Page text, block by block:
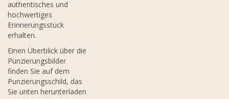
authentisches und
hochwertiges
Erinnerungsstück
erhalten.
Einen Überblick über die
Punzierungsbilder
finden Sie auf dem
Punzierungsschild, das
Sie unten herunterladen